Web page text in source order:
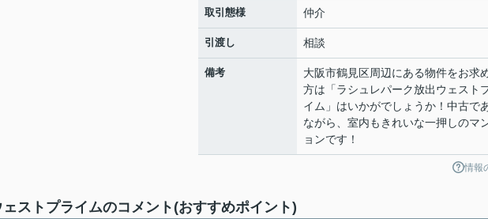
取引態様 仲介
引渡し 相談
備考
大阪市鶴見区周辺にある物件をお求
方は「ラシュレパーク放出ウェスト
イム」はいかがでしょうか！中古で
ながら、室内もきれいな一押しのマ
ョンです！
情報
ストプライムのコメント(おすすめポイント)